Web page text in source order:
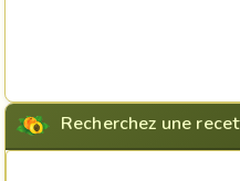
Recherchez une